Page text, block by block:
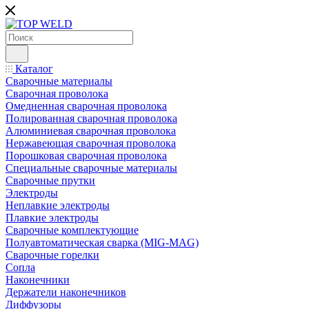
Каталог
Сварочные материалы
Сварочная проволока
Омедненная сварочная проволока
Полированная сварочная проволока
Алюминиевая сварочная проволока
Нержавеющая сварочная проволока
Порошковая сварочная проволока
Специальные сварочные материалы
Сварочные прутки
Электроды
Неплавкие электроды
Плавкие электроды
Сварочные комплектующие
Полуавтоматическая сварка (MIG-MAG)
Сварочные горелки
Сопла
Наконечники
Держатели наконечников
Диффузоры